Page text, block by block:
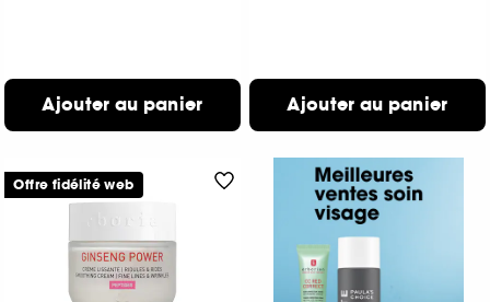
Ajouter au panier Ajouter au panier
Offre fidélité web